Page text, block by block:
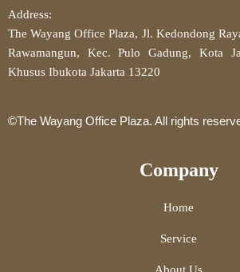
Address:
The Wayang Office Plaza, Jl. Kedondong
Rawamangun, Kec. Pulo Gadung, Kota
Khusus Ibukota Jakarta 13220
©The Wayang Office Plaza. All rights
Company
Home
Service